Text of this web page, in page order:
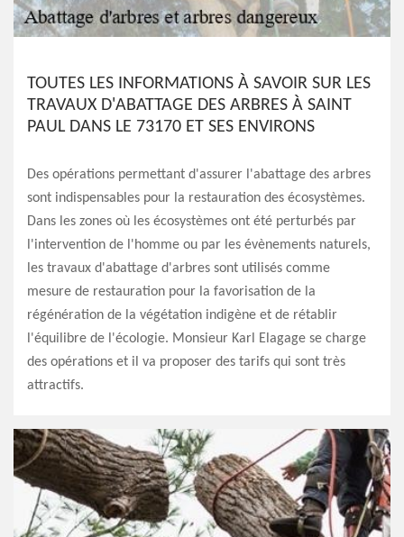
TOUTES LES INFORMATIONS À SAVOIR SUR LES
TRAVAUX D'ABATTAGE DES ARBRES À SAINT
PAUL DANS LE 73170 ET SES ENVIRONS
Des opérations permettant d'assurer l'abattage des arbres
sont indispensables pour la restauration des écosystèmes.
Dans les zones où les écosystèmes ont été perturbés par
l'intervention de l'homme ou par les évènements naturels,
les travaux d'abattage d'arbres sont utilisés comme
mesure de restauration pour la favorisation de la
régénération de la végétation indigène et de rétablir
l'équilibre de l'écologie. Monsieur Karl Elagage se charge
des opérations et il va proposer des tarifs qui sont très
attractifs.